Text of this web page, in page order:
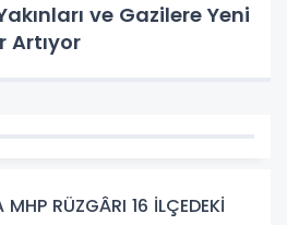
ve Gazilere Yeni
Artıyor
MHP RÜZGÂRI 16 İLÇEDEKİ